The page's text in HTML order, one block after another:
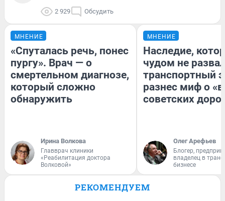
2 929 Обсудить
МНЕНИЕ
«Спуталась речь, понес
пургу». Врач — о
смертельном диагнозе,
который сложно
обнаружить
Ирина Волкова
Главврач клиники
«Реабилитация доктора
Волковой»
МНЕНИЕ
Наследие,
чудом не
транспортный
разнес миф о
советских
Олег Арефьев
Блогер,
владелец в
бизнесе
РЕКОМЕНДУЕМ